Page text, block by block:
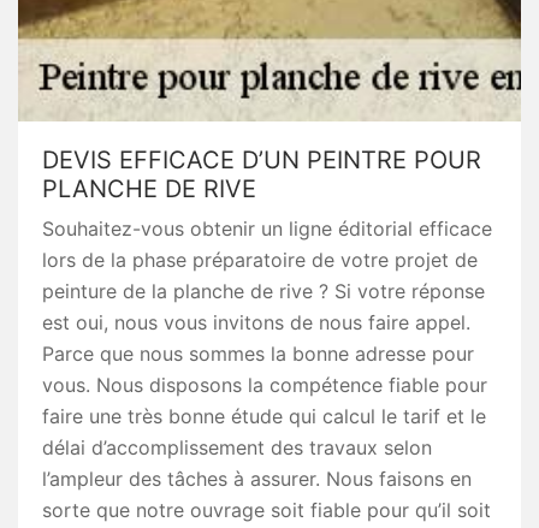
DEVIS EFFICACE D’UN PEINTRE POUR
PLANCHE DE RIVE
Souhaitez-vous obtenir un ligne éditorial efficace
lors de la phase préparatoire de votre projet de
peinture de la planche de rive ? Si votre réponse
est oui, nous vous invitons de nous faire appel.
Parce que nous sommes la bonne adresse pour
vous. Nous disposons la compétence fiable pour
faire une très bonne étude qui calcul le tarif et le
délai d’accomplissement des travaux selon
l’ampleur des tâches à assurer. Nous faisons en
sorte que notre ouvrage soit fiable pour qu’il soit